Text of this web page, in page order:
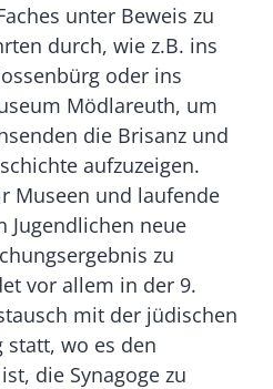
unter Beweis zu
durch, wie z.B. ins
oder ins
Mödlareuth, um
die Brisanz und
aufzuzeigen.
Museen und laufende
Jugendlichen neue
zu
vor allem in der 9.
mit der jüdischen
statt, wo es den
die Synagoge zu